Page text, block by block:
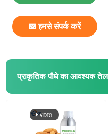
हमसे संपर्क करें
प्राकृतिक पौधे का आवश्यक तेल